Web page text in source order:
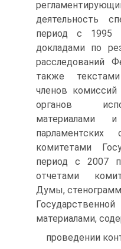
деятельность
период с 1995
докладами по
расследований
также
членов комиссий
органов
материалами
парламентских
комитетами
период с 2007
отчетами
Думы,
материалами,
проведении